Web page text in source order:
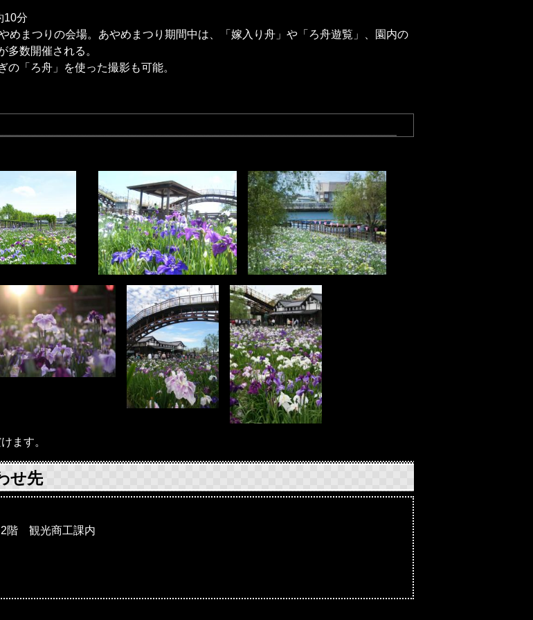
10分
めまつりの会場。あやめまつり期間中は、「嫁入り舟」や「ろ舟遊覧」、園内の
多数開催される。
「ろ舟」を使った撮影も可能。
ます。
せ先
階 観光商工課内